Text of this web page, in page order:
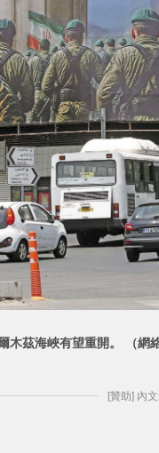
木茲海峽有望重開。 （網
[贊助] 內